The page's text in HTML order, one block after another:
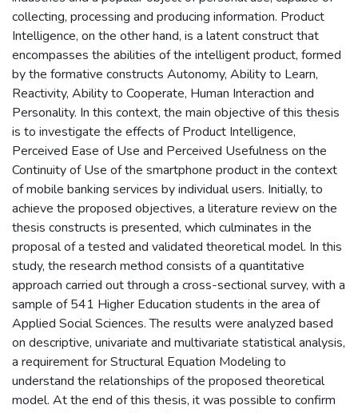
collecting, processing and producing information. Product
Intelligence, on the other hand, is a latent construct that
encompasses the abilities of the intelligent product, formed
by the formative constructs Autonomy, Ability to Learn,
Reactivity, Ability to Cooperate, Human Interaction and
Personality. In this context, the main objective of this thesis
is to investigate the effects of Product Intelligence,
Perceived Ease of Use and Perceived Usefulness on the
Continuity of Use of the smartphone product in the context
of mobile banking services by individual users. Initially, to
achieve the proposed objectives, a literature review on the
thesis constructs is presented, which culminates in the
proposal of a tested and validated theoretical model. In this
study, the research method consists of a quantitative
approach carried out through a cross-sectional survey, with a
sample of 541 Higher Education students in the area of
Applied Social Sciences. The results were analyzed based
on descriptive, univariate and multivariate statistical analysis,
a requirement for Structural Equation Modeling to
understand the relationships of the proposed theoretical
model. At the end of this thesis, it was possible to confirm